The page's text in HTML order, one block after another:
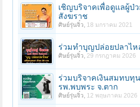
เชิญบริจาคเพื่อดูแลผู้ป่
สังฆราช
ศิษย์รุ่นจิ๋ว, 18 มกราคม 2021
ร่วมทําบุญปล่อยปลาไห
ศิษย์รุ่นจิ๋ว, 29 กรกฎาคม 2026
ร่วมบริจาคเงินสมทบทุ
รพ.พบพระ จ.ตาก
ศิษย์รุ่นจิ๋ว, 12 พฤษภาคม 2026
หน้า 1 ของ 154 1 2 3 4